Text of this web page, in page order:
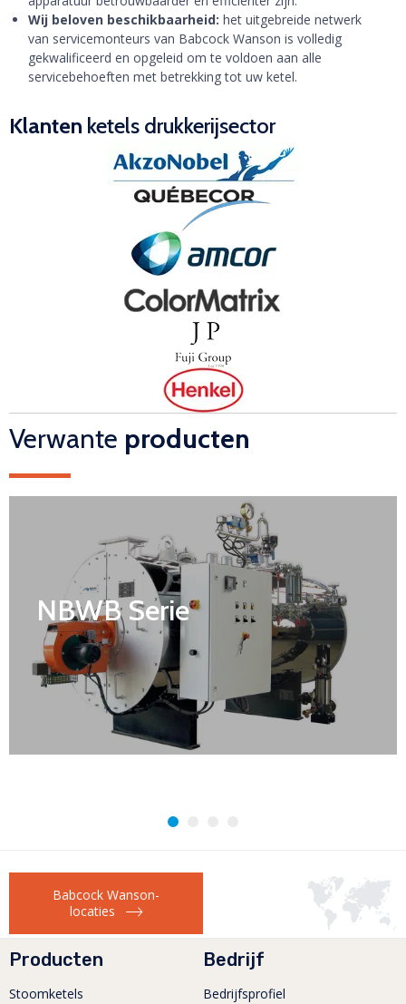
Wij beloven beschikbaarheid: het uitgebreide netwerk
van servicemonteurs van Babcock Wanson is volledig
gekwalificeerd en opgeleid om te voldoen aan alle
servicebehoeften met betrekking tot uw ketel.
Klanten ketels drukkerijsector
Verwante producten
NBWB Serie
Babcock Wanson-
locaties
Producten
Stoomketels
Bedrijf
Bedrijfsprofiel